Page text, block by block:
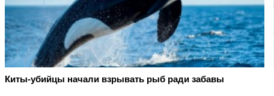
Киты-убийцы начали взрывать рыб ради забавы